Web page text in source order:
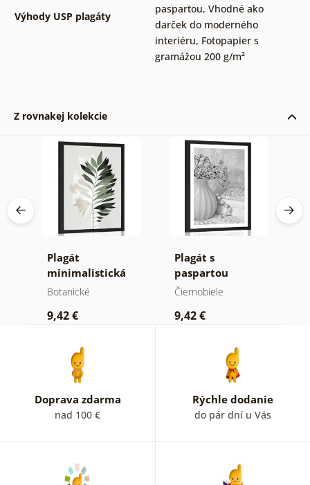
Výhody USP plagáty
paspartou, Vhodné ako
darček do moderného
interiéru, Fotopapier s
gramážou 200 g/m²
Z rovnakej kolekcie
Plagát
minimalistická
papraď
Botanické
9,42 €
Plagát s
paspartou
luxusné zátišie v
prevedení
Čiernobiele
9,42 €
Doprava zdarma
nad 100 €
Rýchle dodanie
do pár dní u Vás